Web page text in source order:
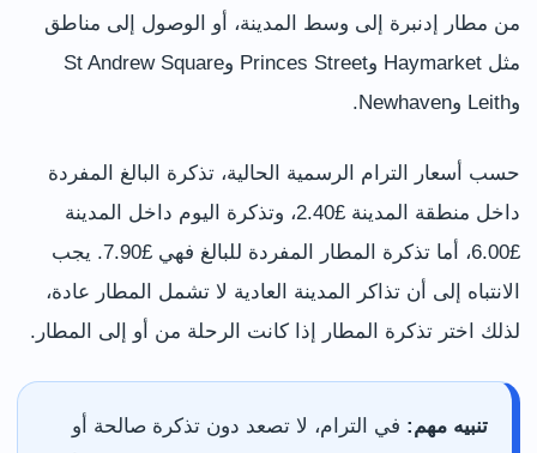
من مطار إدنبرة إلى وسط المدينة، أو الوصول إلى مناطق
مثل Haymarket وPrinces Street وSt Andrew Square
وLeith وNewhaven.
حسب أسعار الترام الرسمية الحالية، تذكرة البالغ المفردة
داخل منطقة المدينة £2.40، وتذكرة اليوم داخل المدينة
£6.00، أما تذكرة المطار المفردة للبالغ فهي £7.90. يجب
الانتباه إلى أن تذاكر المدينة العادية لا تشمل المطار عادة،
لذلك اختر تذكرة المطار إذا كانت الرحلة من أو إلى المطار.
تنبيه مهم: في الترام، لا تصعد دون تذكرة صالحة أو